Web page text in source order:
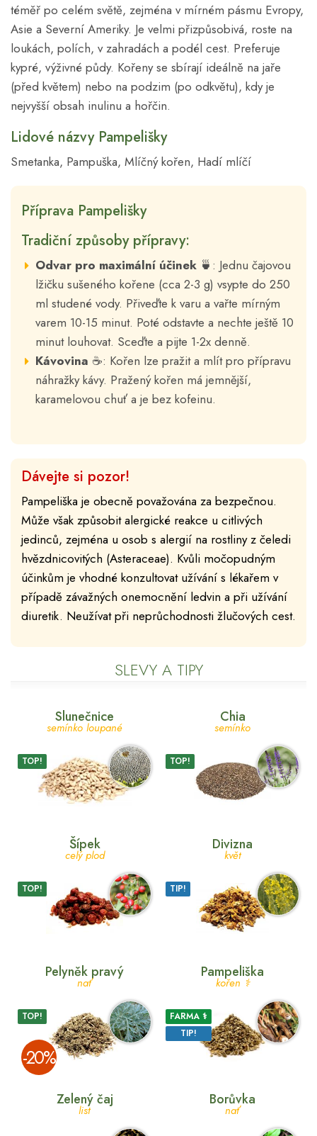
téměř po celém světě, zejména v mírném pásmu Evropy,
Asie a Severní Ameriky. Je velmi přizpůsobivá, roste na
loukách, polích, v zahradách a podél cest. Preferuje
kypré, výživné půdy. Kořeny se sbírají ideálně na jaře
(před květem) nebo na podzim (po odkvětu), kdy je
nejvyšší obsah inulinu a hořčin.
Lidové názvy Pampelišky
Smetanka, Pampuška, Mlíčný kořen, Hadí mlíčí
Příprava Pampelišky
Tradiční způsoby přípravy:
Odvar pro maximální účinek 🍵: Jednu čajovou
lžičku sušeného kořene (cca 2-3 g) vsypte do 250
ml studené vody. Přiveďte k varu a vařte mírným
varem 10-15 minut. Poté odstavte a nechte ještě 10
minut louhovat. Sceďte a pijte 1-2x denně.
Kávovina ☕: Kořen lze pražit a mlít pro přípravu
náhražky kávy. Pražený kořen má jemnější,
karamelovou chuť a je bez kofeinu.
Dávejte si pozor!
Pampeliška je obecně považována za bezpečnou.
Může však způsobit alergické reakce u citlivých
jedinců, zejména u osob s alergií na rostliny z čeledi
hvězdnicovitých (Asteraceae). Kvůli močopudným
účinkům je vhodné konzultovat užívání s lékařem v
případě závažných onemocnění ledvin a při užívání
diuretik. Neužívat při neprůchodnosti žlučových cest.
SLEVY A TIPY
Slunečnice
semínko loupané
TOP!
Chia
semínko
TOP!
Šípek
celý plod
TOP!
Divizna
květ
TIP!
Pelyněk pravý
nať
TOP!
­-20%
Pampeliška
kořen ⚕
FARMA ⚕
TIP!
Zelený čaj
list
Borůvka
nať